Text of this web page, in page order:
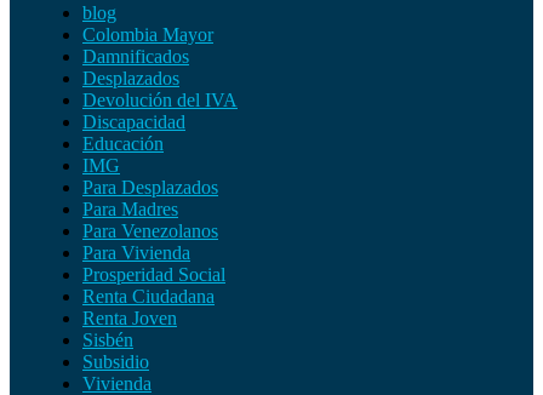
blog
Colombia Mayor
Damnificados
Desplazados
Devolución del IVA
Discapacidad
Educación
IMG
Para Desplazados
Para Madres
Para Venezolanos
Para Vivienda
Prosperidad Social
Renta Ciudadana
Renta Joven
Sisbén
Subsidio
Vivienda